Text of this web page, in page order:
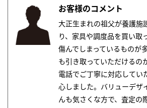
お客様のコメント
大正生まれの祖父が養護施
り、家具や調度品を買い取
傷んでしまっているものが
も引き取っていただけるの
電話でご丁寧に対応してい
心しました。バリューデザ
んも気さくな方で、査定の